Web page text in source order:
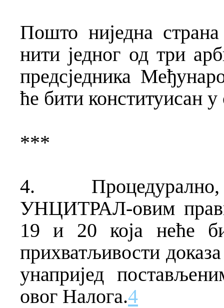
Пошто ниједна
нити једног од три
предсједника
ће бити конституисан
***
4.
УНЦИТРАЛ-овим
19 и 20 која неће
прихватљивости
унапријед
овог Налога.4